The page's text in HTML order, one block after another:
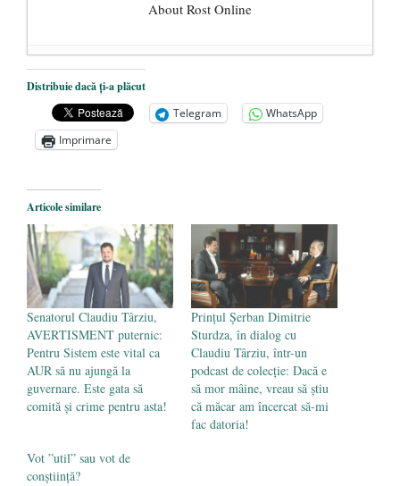
About Rost Online
Dezvăluiri cutremurătoare despre
președintele Ucrainei, Volodymyr
Zelensky
- 13 mai 2026
Statul care servește Națiunea
Legea Vexler produce efecte. Bustul
poetului Octavian Goga, înlăturat din Iași
- 16 aprilie 2026
Distribuie dacă ți-a plăcut
Telegram
WhatsApp
Imprimare
Articole similare
Senatorul Claudiu Târziu,
AVERTISMENT puternic:
Pentru Sistem este vital ca
AUR să nu ajungă la
guvernare. Este gata să
comită și crime pentru asta!
Prințul Șerban Dimitrie
Sturdza, în dialog cu
Claudiu Târziu, într-un
podcast de colecție: Dacă e
să mor mâine, vreau să știu
că măcar am încercat să-mi
fac datoria!
Vot ”util” sau vot de
conștiință?